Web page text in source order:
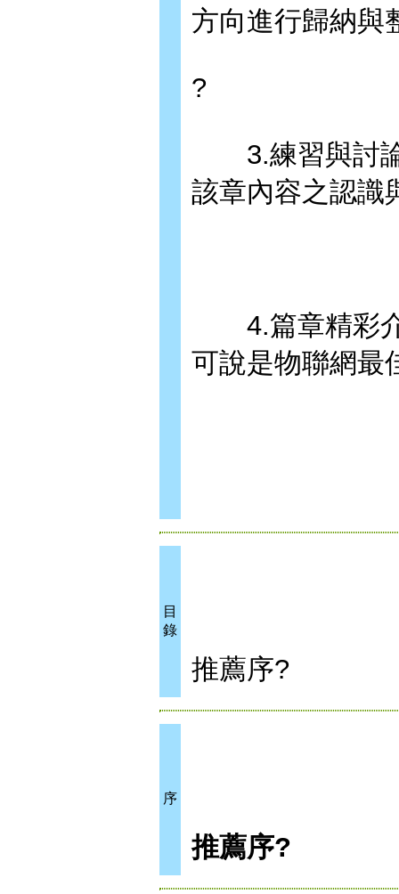
方向進行歸納與
?
3.練習與討論
該章內容之認識
4.篇章精彩介
可說是物聯網最
目
錄
推薦序?
序
推薦序?